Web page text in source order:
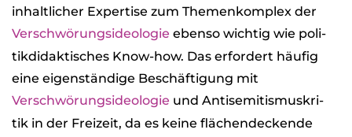
inhalt­li­cher Exper­tise zum The­men­kom­plex der
Ver­schwö­rungs­ideo­lo­gie ebenso wich­tig wie poli­
tik­di­dak­ti­sches Know-how. Das erfor­dert häu­fig
eine eigen­stän­dige Beschäf­ti­gung mit
Ver­schwö­rungs­ideo­lo­gie und Anti­se­mi­tis­mus­kri­
tik in der Frei­zeit, da es keine flä­chen­de­ckende